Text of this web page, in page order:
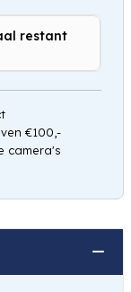
restant
€100,-
camera's